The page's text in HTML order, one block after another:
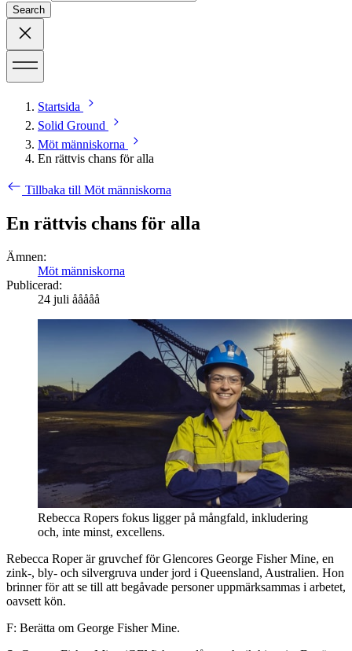
Search
Startsida
Solid Ground
Möt människorna
En rättvis chans för alla
Tillbaka till Möt människorna
En rättvis chans för alla
Ämnen:
Möt människorna
Publicerad:
24 juli ååååå
Rebecca Ropers fokus ligger på mångfald, inkludering
och, inte minst, excellens.
Rebecca Roper är gruvchef för Glencores George Fisher Mine, en
zink-, bly- och silvergruva under jord i Queensland, Australien. Hon
brinner för att se till att begåvade personer uppmärksammas i arbetet,
oavsett kön.
F: Berätta om George Fisher Mine.